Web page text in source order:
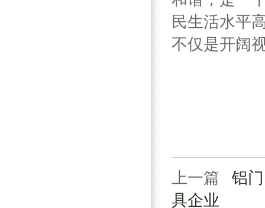
民生活水平
不仅是开阔
上一篇
铝
具企业